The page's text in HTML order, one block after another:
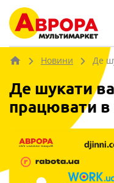
Новини Де
Де шукати
працювати в